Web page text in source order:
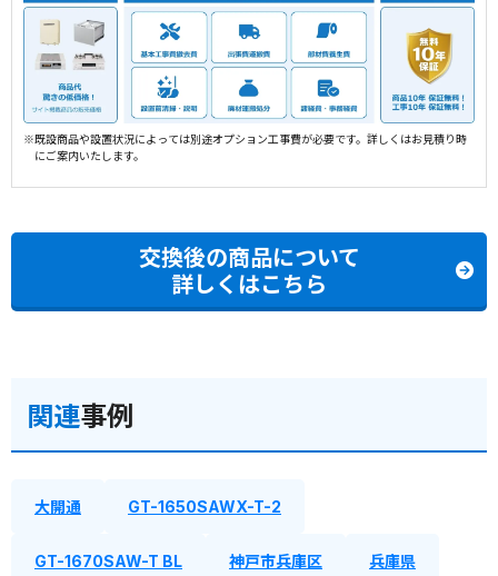
※既設商品や設置状況によっては別途オプション工事費が必要です。詳しくはお見積り時
にご案内いたします。
交換後の商品について
詳しくはこちら
関連事例
大開通 GT-1650SAWX-T-2
GT-1670SAW-T BL 神戸市兵庫区 兵庫県